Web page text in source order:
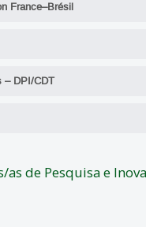
France–Brésil
– DPI/CDT
de Pesquisa e